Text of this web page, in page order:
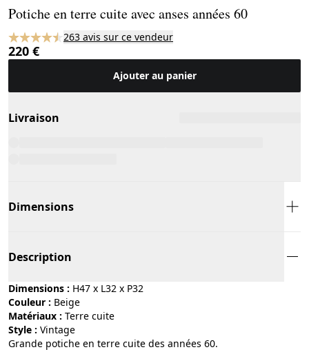
Potiche en terre cuite avec anses années 60
263 avis sur ce vendeur
220 €
Ajouter au panier
Livraison
Dimensions
Description
Dimensions : H47 x L32 x P32
Couleur :
beige
Matériaux :
terre cuite
Style :
vintage
Grande potiche en terre cuite des années 60.